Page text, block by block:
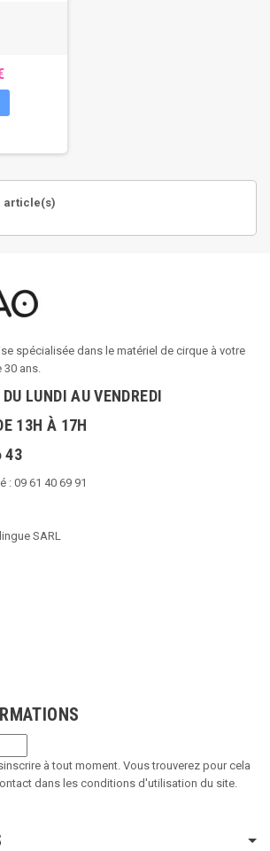
article(s)
spécialisée dans le matériel de cirque à votre
30 ans.
LUNDI AU VENDREDI
13H À 17H
43
: 09 61 40 69 91
SARL
à tout moment. Vous trouverez pour cela
dans les conditions d'utilisation du site.